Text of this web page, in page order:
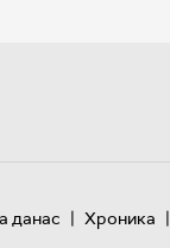
данас | Хроника |